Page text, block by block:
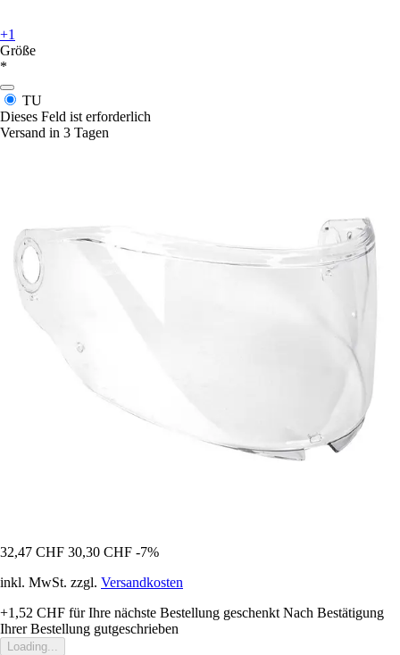
+1
Größe
*
TU
Dieses Feld ist erforderlich
Versand in 3 Tagen
32,47 CHF 30,30 CHF -7%
inkl. MwSt. zzgl. Versandkosten
+1,52 CHF für Ihre nächste Bestellung geschenkt Nach Bestätigung
Ihrer Bestellung gutgeschrieben
Loading...